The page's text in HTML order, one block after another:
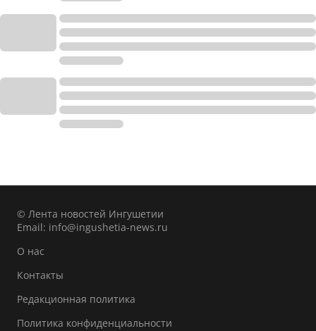
© Лента новостей Ингушетии
Email: info@ingushetia-news.ru
О нас
Контакты
Редакционная политика
Политика конфиденциальности